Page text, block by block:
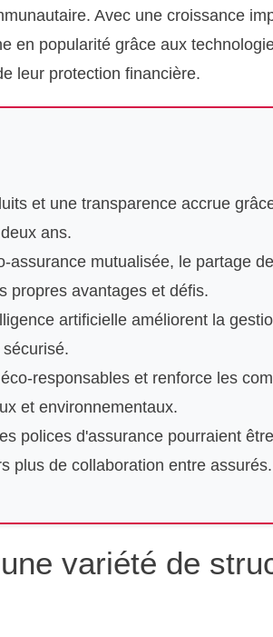
Avec une croissance
en popularité grâce aux
leur protection financière.
et une transparence accrue
ans.
assurance mutualisée, le partage
propres avantages et défis.
artificielle améliorent la
responsables et renforce les
et environnementaux.
polices d'assurance pourraient
plus de collaboration entre assurés.
variété de